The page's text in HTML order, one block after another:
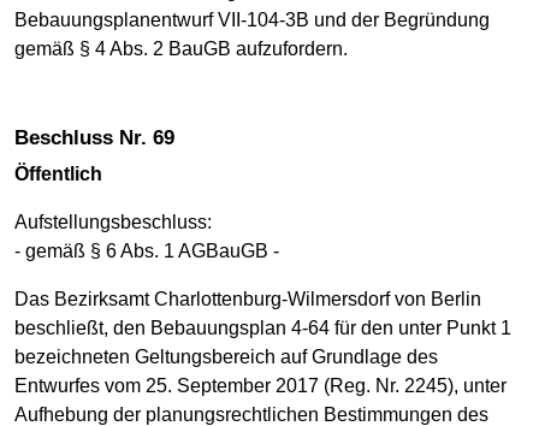
Bebauungsplanentwurf VII-104-3B und der Begründung
gemäß § 4 Abs. 2 BauGB aufzufordern.
Beschluss Nr. 69
Öffentlich
Aufstellungsbeschluss:
- gemäß § 6 Abs. 1 AGBauGB -
Das Bezirksamt Charlottenburg-Wilmersdorf von Berlin
beschließt, den Bebauungsplan 4-64 für den unter Punkt 1
bezeichneten Geltungsbereich auf Grundlage des
Entwurfes vom 25. September 2017 (Reg. Nr. 2245), unter
Aufhebung der planungsrechtlichen Bestimmungen des